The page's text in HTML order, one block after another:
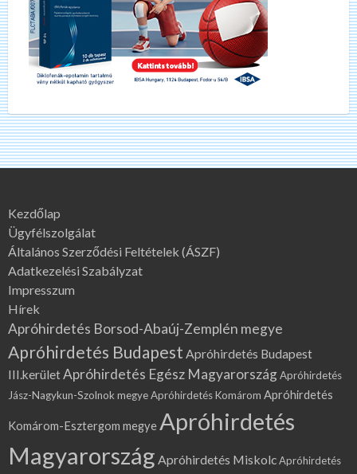
Kezdőlap
Ügyfélszolgálat
Általános Szerződési Feltételek (ÁSZF)
Adatkezelési Szabályzat
Impresszum
Hírek
Apróhirdetés Borsod-Abaúj-Zemplén megye
Apróhirdetés Budapest Apróhirdetés Budapest
III.kerületApróhirdetés Egész MagyarországApróhirdetés
Jász-Nagykun-Szolnok megyeApróhirdetés Komárom Apróhirdetés
Komárom-Esztergom megyeApróhirdetés
Magyarország Apróhirdetés MiskolcApróhirdetés